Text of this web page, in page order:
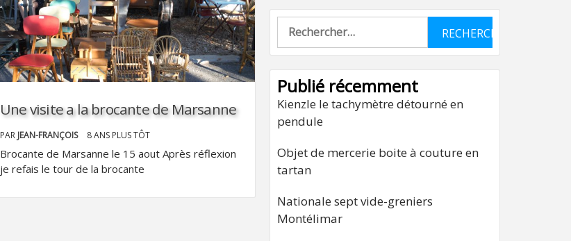
Une visite a la brocante de Marsanne
PAR JEAN-FRANÇOIS 8 ANS PLUS TÔT
Brocante de Marsanne le 15 aout Après réflexion
je refais le tour de la brocante
Rechercher :
Publié récemment
Kienzle le tachymètre détourné en
pendule
Objet de mercerie boite à couture en
tartan
Nationale sept vide-greniers
Montélimar